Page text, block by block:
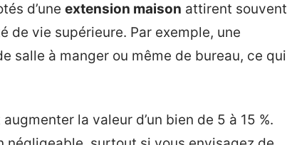
d’une extension maison attirent souvent
de vie supérieure. Par exemple, une
salle à manger ou même de bureau, ce qui
la valeur d’un bien de 5 à 15 %.